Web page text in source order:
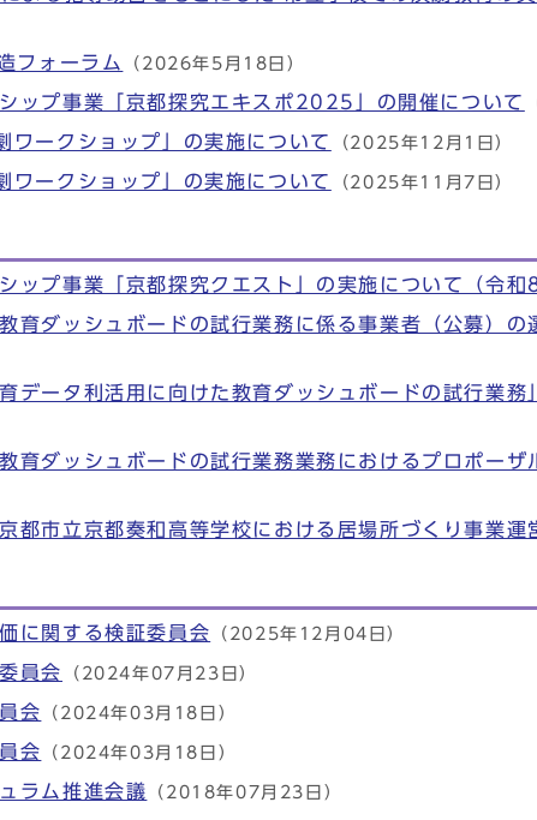
フォーラム
（2026年5月18日）
ップ事業「京都探究エキスポ2025」の開催について
ークショップ」の実施について （2025年12月1日）
ークショップ」の実施について （2025年11月7日）
ップ事業「京都探究クエスト」の実施について（令和
育ダッシュボードの試行業務に係る事業者（公募）の
データ利活用に向けた教育ダッシュボードの試行業
育ダッシュボードの試行業務業務におけるプロポーザ
都市立京都奏和高等学校における居場所づくり事業運
に関する検証委員会 （2025年12月04日）
員会 （2024年07月23日）
会 （2024年03月18日）
会 （2024年03月18日）
ラム推進会議 （2018年07月23日）